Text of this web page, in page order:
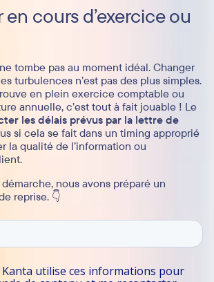
en cours d’exercice ou
tombe pas au moment idéal. Changer
turbulences n’est pas des plus simples.
en plein exercice comptable ou
annuelle, c’est tout à fait jouable ! Le
les délais prévus par la lettre de
si cela se fait dans un timing approprié
la qualité de l’information ou
nous avons préparé un
reprise. 👇